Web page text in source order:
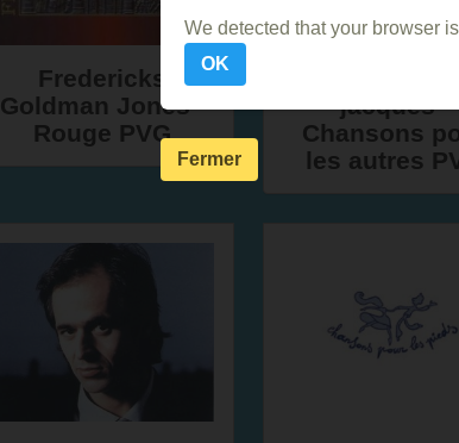
Fredericks
Goldman Jones -
Rouge PVG
jacques -
Chansons
les autres
We detected that your browser
OK
Fermer